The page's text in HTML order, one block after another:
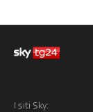
I siti Sky: